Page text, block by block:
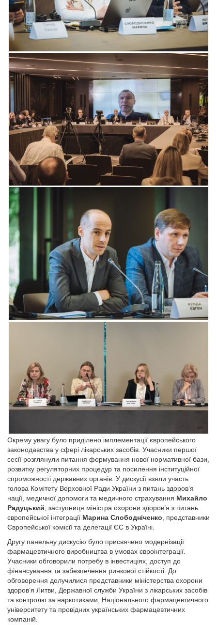
Окрему увагу було приділено імплементації європейського
законодавства у сфері лікарських засобів. Учасники першої
сесії розглянули питання формування нової нормативної бази,
розвитку регуляторних процедур та посилення інституційної
спроможності державних органів. У дискусії взяли участь
голова Комітету Верховної Ради України з питань здоров’я
нації, медичної допомоги та медичного страхування Михайло
Радуцький, заступниця міністра охорони здоров’я з питань
європейської інтеграції Марина Слободніченко, представники
Європейської комісії та делегації ЄС в Україні.
Другу панельну дискусію було присвячено модернізації
фармацевтичного виробництва в умовах євроінтеграції.
Учасники обговорили потребу в інвестиціях, доступ до
фінансування та забезпечення ринкової стійкості. До
обговорення долучилися представники міністерства охорони
здоров’я Литви, Державної служби України з лікарських засобів
та контролю за наркотиками, Національного фармацевтичного
університету та провідних українських фармацевтичних
компаній.